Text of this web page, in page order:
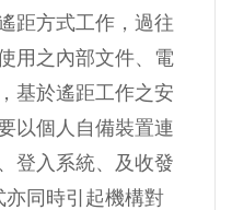
距方式工作，過往
用之內部文件、電
基於遙距工作之安
以個人自備裝置連
登入系統、及收發
同時引起機構對